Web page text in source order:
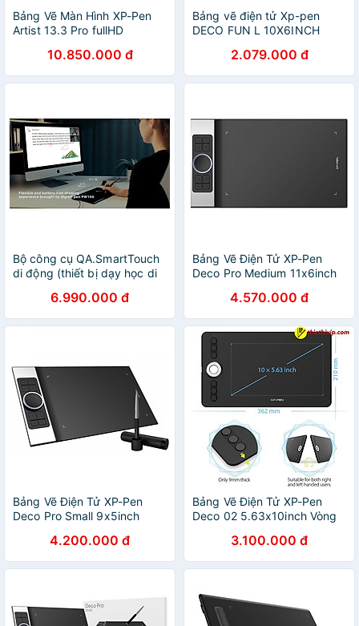
Bảng Vẽ Màn Hình XP-Pen
Artist 13.3 Pro fullHD
8192 Cảm Ứng Nghiêng
(Kèm Găng Tay Họa Sĩ Và
Đế Nghiêng) - Hàng Chính
10.850.000 đ
Bảng vẽ điện tử Xp-pen
DECO FUN L 10X6INCH
- Hàng chính hãng
2.079.000 đ
Bộ công cụ QA.SmartTouch
di động (thiết bị dạy học di
6.990.000 đ
Bảng Vẽ Điện Tử XP-Pen
Deco Pro Medium 11x6inch
Tương Thích Thiết Bị Di
Động Android - Hàng Chính
Hãng
4.570.000 đ
Bảng Vẽ Điện Tử XP-Pen
Deco Pro Small 9x5inch
Tương Thích Thiết Bị Di
Động Android
4.200.000 đ
Bảng Vẽ Điện Tử XP-Pen
Deco 02 5.63x10inch Vòng
8192 Mức, 6 Phím Tắt Kèm
Găng Tay Họa Sĩ - Hàng
Chính Hãng
3.100.000 đ